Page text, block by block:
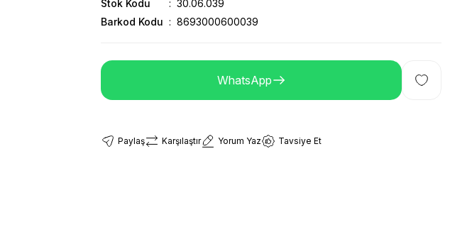
Stok Kodu
30.06.039
Barkod Kodu
8693000600039
WhatsApp
Paylaş Karşılaştır Yorum Yaz Tavsiye Et